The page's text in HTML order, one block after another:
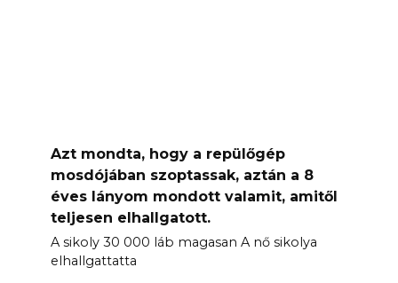
Azt mondta, hogy a repülőgép
mosdójában szoptassak, aztán a 8
éves lányom mondott valamit, amitől
teljesen elhallgatott.
A sikoly 30 000 láb magasan A nő sikolya
elhallgattatta